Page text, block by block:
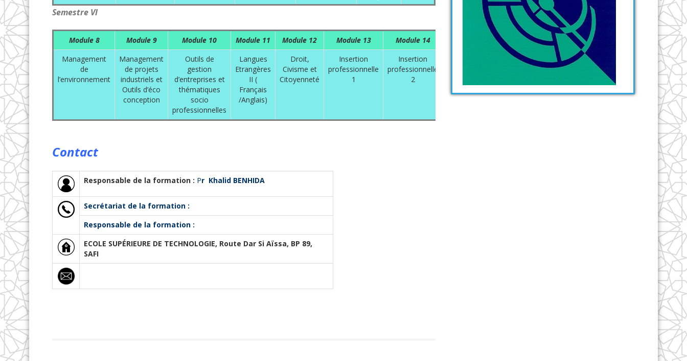
Semestre VI
Module 8 Module 9 Module 10 Module 11 Module 12 Module 13
Module 14
Management
de
l’environnement
Management
de projets
industriels et
Outils d’éco
conception
Outils de
gestion
d’entreprises et
thématiques
socio
professionnelles
Langues
Etrangères
II (
Français
/Anglais)
Droit,
Civisme et
Citoyenneté
Insertion
professionnelle
1
Insertion
professionnelle
2
Contact
Responsable de la formation : Pr Khalid BENHIDA
Secrétariat de la formation :
Responsable de la formation :
ECOLE SUPÉRIEURE DE TECHNOLOGIE, Route Dar Si Aïssa, BP 89,
SAFI